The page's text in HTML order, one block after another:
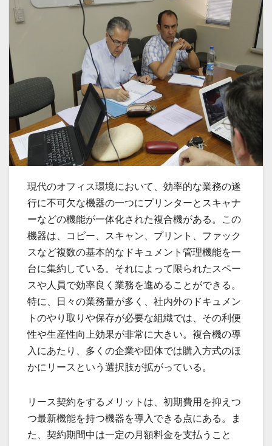
現代のオフィス環境において、効率的な業務の遂
行に不可欠な機器の一つにプリンターとスキャナ
ーなどの機能が一体化された複合機がある。
この
機器は、コピー、スキャン、プリント、ファック
スなど複数の基本的なドキュメント管理機能を一
台に集約している。それによって限られたスペー
スや人員で効率良く業務を進めることができる。
特に、日々の業務量が多く、社内外のドキュメン
トのやり取りや保存が必要な組織では、その利便
性や生産性向上効果が非常に大きい。複合機の導
入にあたり、多くの企業や団体では購入方式のほ
かにリースという選択肢が拡がっている。
リース契約をするメリットは、初期費用を抑えつ
つ最新機能を持つ機器を導入できる点にある。ま
た、契約期間中は一定の月額料金を支払うこと